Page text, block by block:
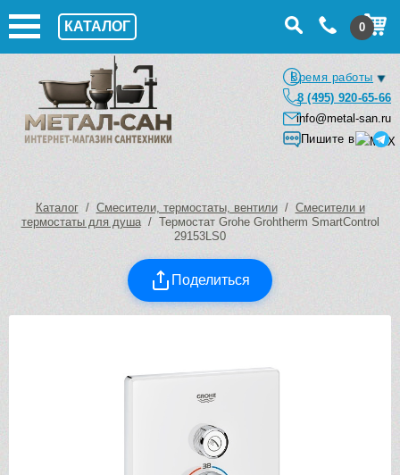
КАТАЛОГ 0
Время работы
8 (495) 920-65-66
info@metal-san.ru
Пишите в
Каталог/ Смесители, термостаты, вентили/ Смесители и
термостаты для душа/ Термостат Grohe Grohtherm SmartControl
29153LS0
Поделиться